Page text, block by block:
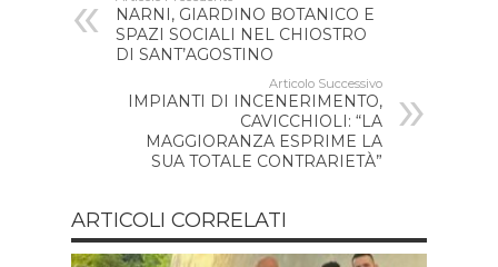
NARNI, GIARDINO BOTANICO E
SPAZI SOCIALI NEL CHIOSTRO
DI SANT’AGOSTINO
Articolo Successivo
IMPIANTI DI INCENERIMENTO,
CAVICCHIOLI: “LA
MAGGIORANZA ESPRIME LA
SUA TOTALE CONTRARIETÀ”
ARTICOLI CORRELATI